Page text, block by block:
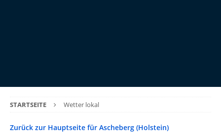
STARTSEITE Wetter lokal
Zurück zur Hauptseite für Ascheberg (Holstein)